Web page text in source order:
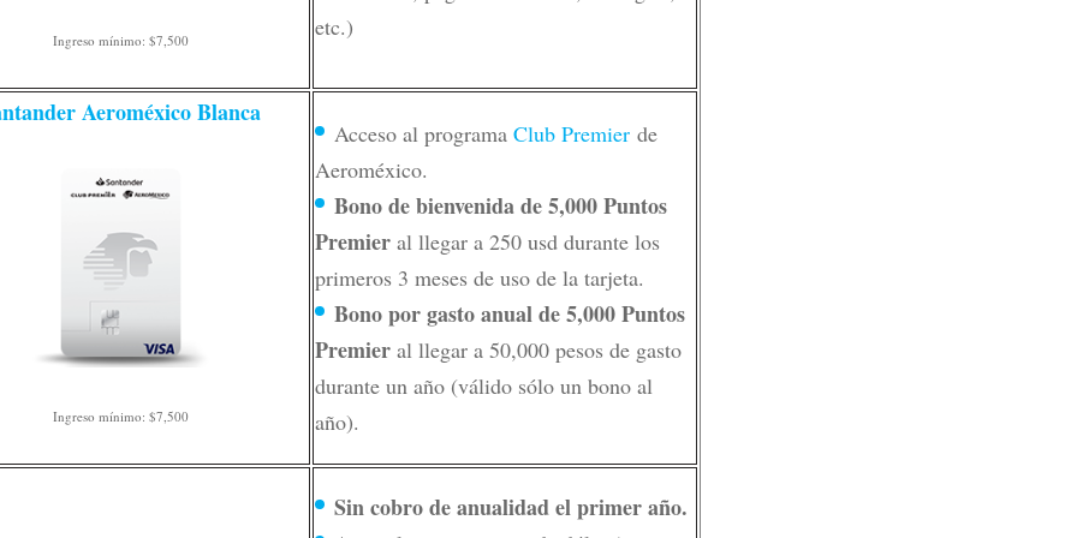
Ingreso mínimo: $7,500
etc.)
Aeroméxico Blanca
Ingreso mínimo: $7,500
Acceso al programa Club Premier de
Aeroméxico.
Bono de bienvenida de 5,000 Puntos
Premier al llegar a 250 usd durante los
primeros 3 meses de uso de la tarjeta.
Bono por gasto anual de 5,000 Puntos
Premier al llegar a 50,000 pesos de gasto
durante un año (válido sólo un bono al
año).
Sin cobro de anualidad el primer año.